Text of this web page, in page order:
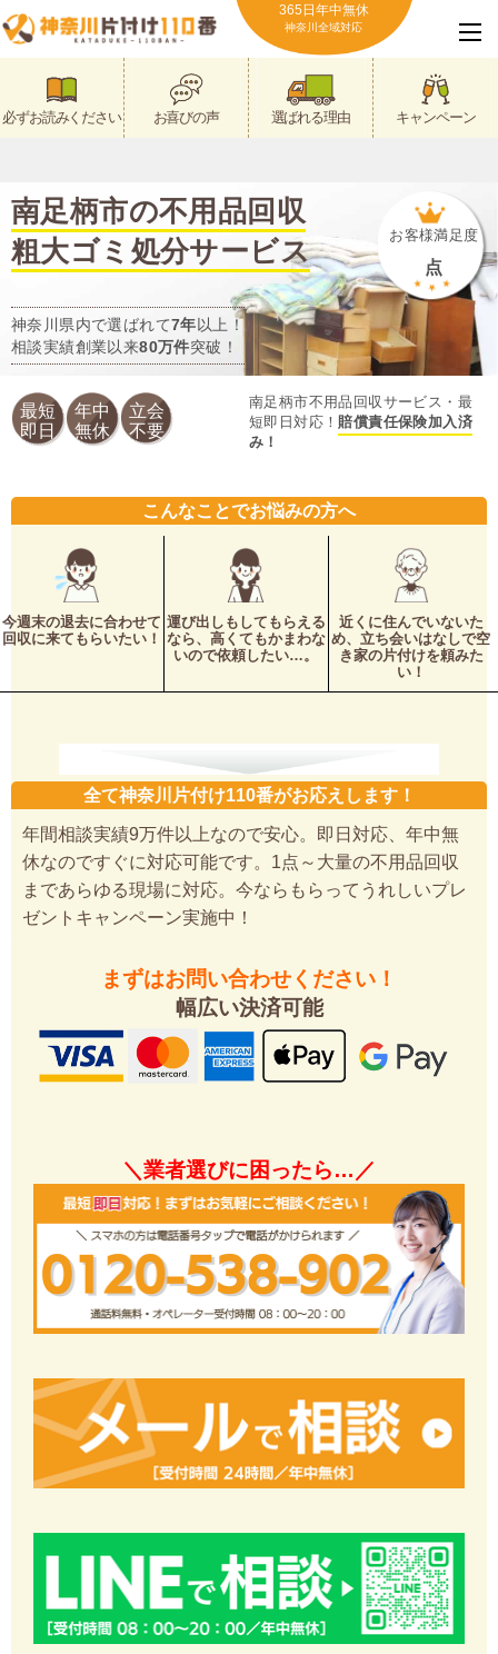
365日年中無休
神奈川全域対応
必ずお読みください お喜びの声 選ばれる理由 キャンペーン
南足柄市の不用品回収
粗大ゴミ処分サービス
神奈川県内で選ばれて7年以上！
相談実績創業以来80万件突破！
お客様満足度
点
最短
即日
年中
無休
立会
不要
南足柄市不用品回収サービス・最
短即日対応！ 賠償責任保険加入済
み！
こんなことでお悩みの方へ
今週末の退去に合わせて
回収に来てもらいたい！
運び出しもしてもらえる
なら、高くてもかまわな
いので依頼したい…。
近くに住んでいないた
め、立ち会いはなしで空
き家の片付けを頼みた
い！
全て神奈川片付け110番がお応えします！
年間相談実績9万件以上なので安心。即日対応、年中無
休なのですぐに対応可能です。1点～大量の不用品回収
まであらゆる現場に対応。今ならもらってうれしいプレ
ゼントキャンペーン実施中！
まずはお問い合わせください！
幅広い決済可能
＼業者選びに困ったら…／